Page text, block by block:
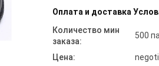
Оплата и доставка
Количество мин
заказа:
500
Цена: